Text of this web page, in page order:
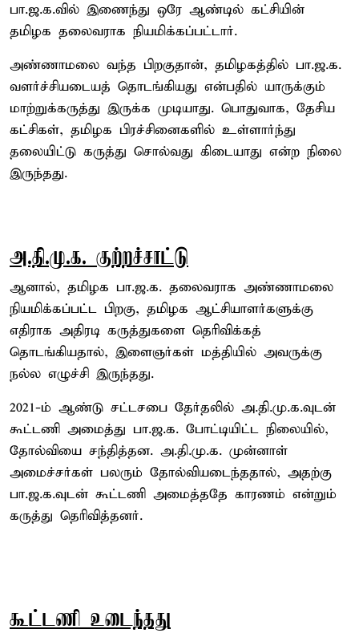
பா.ஜ.க.வில் இணைந்து ஒரே ஆண்டில் கட்சியின்
தமிழக தலைவராக நியமிக்கப்பட்டார்.
அண்ணாமலை வந்த பிறகுதான், தமிழகத்தில் பா.ஜ.க.
வளர்ச்சியடையத் தொடங்கியது என்பதில் யாருக்கும்
மாற்றுக்கருத்து இருக்க முடியாது. பொதுவாக, தேசிய
கட்சிகள், தமிழக பிரச்சினைகளில் உள்ளார்ந்து
தலையிட்டு கருத்து சொல்வது கிடையாது என்ற நிலை
இருந்தது.
அ.தி.மு.க. குற்றச்சாட்டு
ஆனால், தமிழக பா.ஜ.க. தலைவராக அண்ணாமலை
நியமிக்கப்பட்ட பிறகு, தமிழக ஆட்சியாளர்களுக்கு
எதிராக அதிரடி கருத்துகளை தெரிவிக்கத்
தொடங்கியதால், இளைஞர்கள் மத்தியில் அவருக்கு
நல்ல எழுச்சி இருந்தது.
2021-ம் ஆண்டு சட்டசபை தேர்தலில் அ.தி.மு.க.வுடன்
கூட்டணி அமைத்து பா.ஜ.க. போட்டியிட்ட நிலையில்,
தோல்வியை சந்தித்தன. அ.தி.மு.க. முன்னாள்
அமைச்சர்கள் பலரும் தோல்வியடைந்ததால், அதற்கு
பா.ஜ.க.வுடன் கூட்டணி அமைத்ததே காரணம் என்றும்
கருத்து தெரிவித்தனர்.
கூட்டணி உடைந்தது